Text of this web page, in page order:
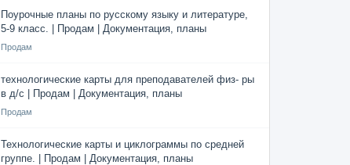
Поурочные планы по русскому языку и литературе,
5-9 класс. | Продам | Документация, планы
Продам
технологические карты для преподавателей физ- ры
в д/с | Продам | Документация, планы
Продам
Технологические карты и циклограммы по средней
группе. | Продам | Документация, планы